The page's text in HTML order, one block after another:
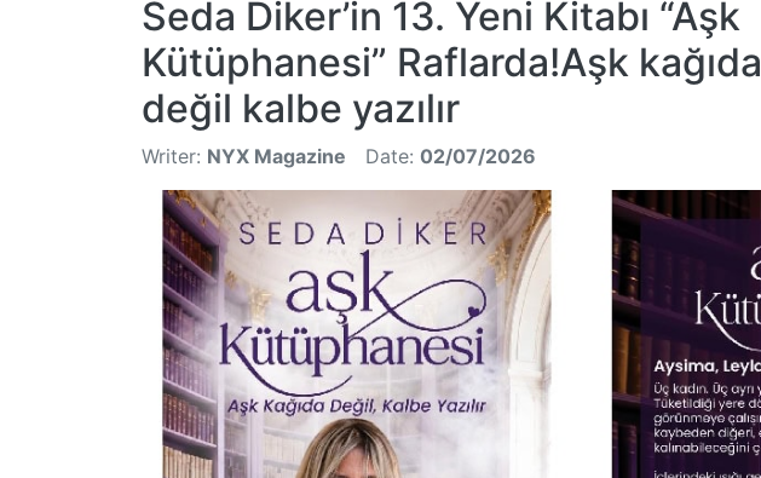
Seda Diker’in 13. Yeni Kitabı “Aşk
Kütüphanesi” Raflarda!Aşk kağıda
değil kalbe yazılır
Writer: NYX Magazine Date: 02/07/2026